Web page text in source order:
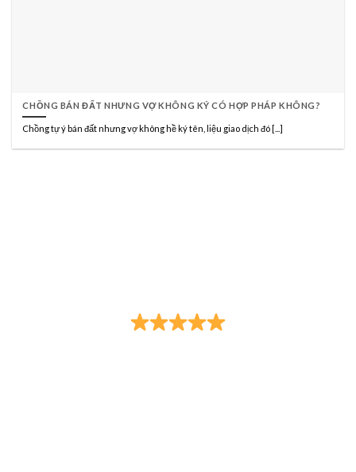
CHỒNG BÁN ĐẤT NHƯNG VỢ KHÔNG KÝ CÓ HỢP PHÁP KHÔNG?
Chồng tự ý bán đất nhưng vợ không hề ký tên, liệu giao dịch đó [...]